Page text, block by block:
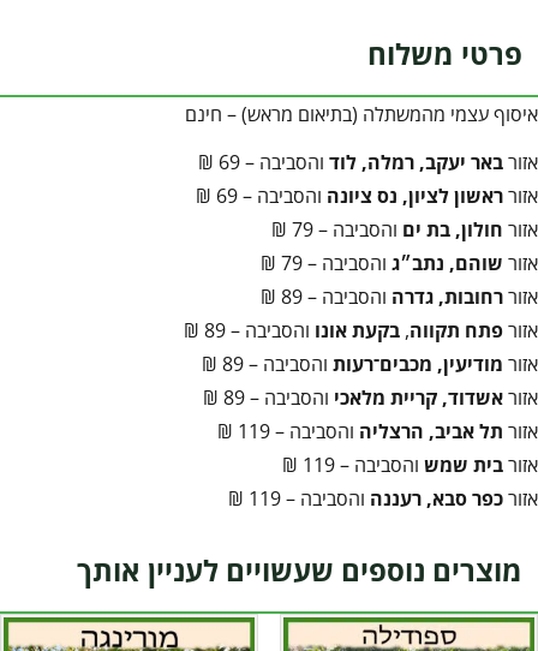
פרטי משלוח
איסוף עצמי מהמשתלה (בתיאום מראש) – חינם
אזורבאר יעקב, רמלה, לוד והסביבה – 69 ₪
אזורראשון לציון, נס ציונה והסביבה – 69 ₪
אזור חולון, בת ים והסביבה – 79 ₪
אזור שוהם, נתב״ג והסביבה – 79 ₪
אזוררחובות, גדרה והסביבה – 89 ₪
אזורפתח תקווה, בקעת אונו והסביבה – 89 ₪
אזור מודיעין, מכבים־רעות והסביבה – 89 ₪
אזוראשדוד, קריית מלאכי והסביבה – 89 ₪
אזור תל אביב, הרצליה והסביבה – 119 ₪
אזורבית שמש והסביבה – 119 ₪
אזורכפר סבא, רעננה והסביבה – 119 ₪
מוצרים נוספים שעשויים לעניין אותך